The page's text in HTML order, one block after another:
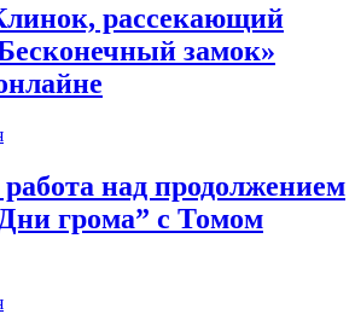
рассекающий
замок»
над продолжением
грома” с Томом